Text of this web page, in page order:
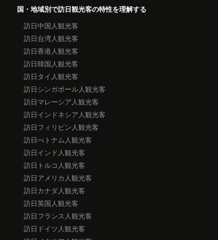
国・地域別で訪日観光客の特性を理解する
訪日中国人観光客
訪日台湾人観光客
訪日香港人観光客
訪日韓国人観光客
訪日タイ人観光客
訪日シンガポール人観光客
訪日マレーシア人観光客
訪日インドネシア人観光客
訪日フィリピン人観光客
訪日べトナム人観光客
訪日インド人観光客
訪日トルコ人観光客
訪日アメリカ人観光客
訪日カナダ人観光客
訪日英国人観光客
訪日フランス人観光客
訪日ドイツ人観光客